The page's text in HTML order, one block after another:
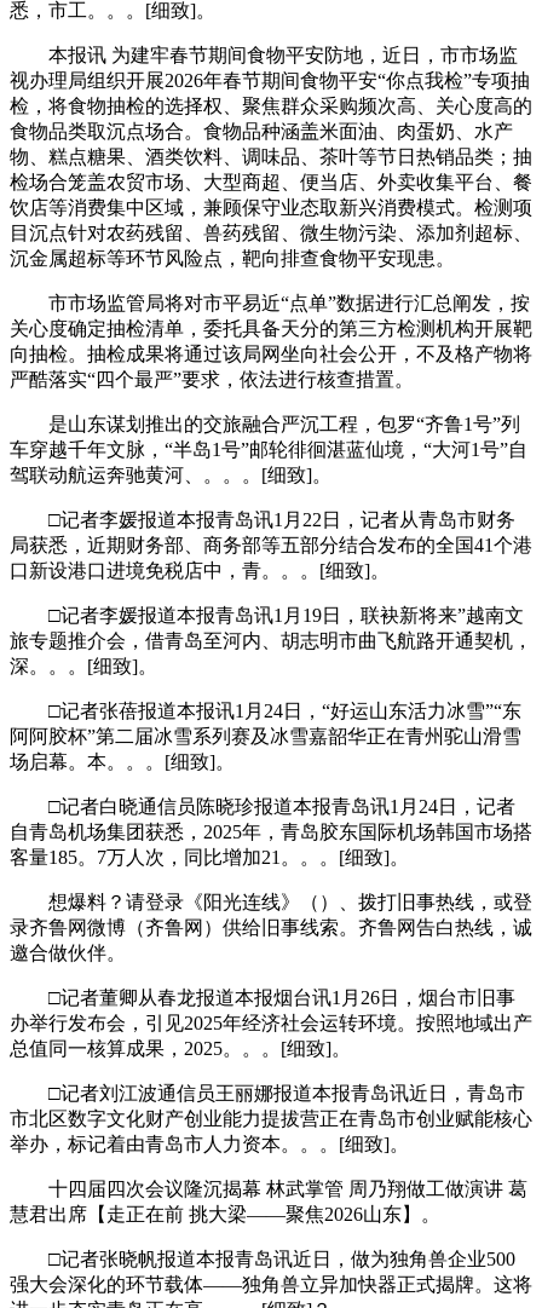
悉，市工。。。[细致]。
本报讯 为建牢春节期间食物平安防地，近日，市市场监
视办理局组织开展2026年春节期间食物平安“你点我检”专项抽
检，将食物抽检的选择权、聚焦群众采购频次高、关心度高的
食物品类取沉点场合。食物品种涵盖米面油、肉蛋奶、水产
物、糕点糖果、酒类饮料、调味品、茶叶等节日热销品类；抽
检场合笼盖农贸市场、大型商超、便当店、外卖收集平台、餐
饮店等消费集中区域，兼顾保守业态取新兴消费模式。检测项
目沉点针对农药残留、兽药残留、微生物污染、添加剂超标、
沉金属超标等环节风险点，靶向排查食物平安现患。
市市场监管局将对市平易近“点单”数据进行汇总阐发，按
关心度确定抽检清单，委托具备天分的第三方检测机构开展靶
向抽检。抽检成果将通过该局网坐向社会公开，不及格产物将
严酷落实“四个最严”要求，依法进行核查措置。
是山东谋划推出的交旅融合严沉工程，包罗“齐鲁1号”列
车穿越千年文脉，“半岛1号”邮轮徘徊湛蓝仙境，“大河1号”自
驾联动航运奔驰黄河、。。。[细致]。
□记者李媛报道本报青岛讯1月22日，记者从青岛市财务
局获悉，近期财务部、商务部等五部分结合发布的全国41个港
口新设港口进境免税店中，青。。。[细致]。
□记者李媛报道本报青岛讯1月19日，联袂新将来”越南文
旅专题推介会，借青岛至河内、胡志明市曲飞航路开通契机，
深。。。[细致]。
□记者张蓓报道本报讯1月24日，“好运山东活力冰雪”“东
阿阿胶杯”第二届冰雪系列赛及冰雪嘉韶华正在青州驼山滑雪
场启幕。本。。。[细致]。
□记者白晓通信员陈晓珍报道本报青岛讯1月24日，记者
自青岛机场集团获悉，2025年，青岛胶东国际机场韩国市场搭
客量185。7万人次，同比增加21。。。[细致]。
想爆料？请登录《阳光连线》（）、拨打旧事热线，或登
录齐鲁网微博（齐鲁网）供给旧事线索。齐鲁网告白热线，诚
邀合做伙伴。
□记者董卿从春龙报道本报烟台讯1月26日，烟台市旧事
办举行发布会，引见2025年经济社会运转环境。按照地域出产
总值同一核算成果，2025。。。[细致]。
□记者刘江波通信员王丽娜报道本报青岛讯近日，青岛市
市北区数字文化财产创业能力提拔营正在青岛市创业赋能核心
举办，标记着由青岛市人力资本。。。[细致]。
十四届四次会议隆沉揭幕 林武掌管 周乃翔做工做演讲 葛
慧君出席【走正在前 挑大梁——聚焦2026山东】。
□记者张晓帆报道本报青岛讯近日，做为独角兽企业500
强大会深化的环节载体——独角兽立异加快器正式揭牌。这将